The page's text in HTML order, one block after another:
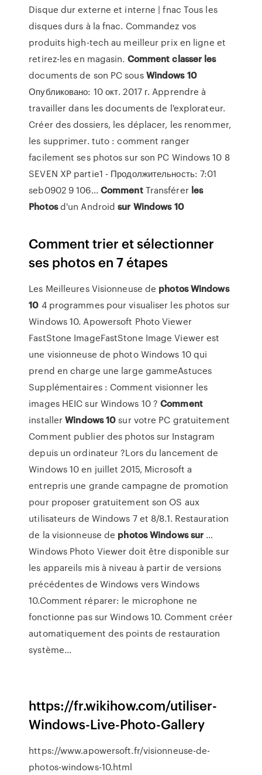
Disque dur externe et interne | fnac Tous les
disques durs à la fnac. Commandez vos
produits high-tech au meilleur prix en ligne et
retirez-les en magasin. Comment classer les
documents de son PC sousWindows 10
Опубликовано: 10 окт. 2017 г. Apprendre à
travailler dans les documents de l'explorateur.
Créer des dossiers, les déplacer, les renommer,
les supprimer. tuto : comment ranger
facilement ses photos sur son PC Windows 10 8
SEVEN XP partie1 - Продолжительность: 7:01
seb0902 9 106... CommentTransférer les
Photosd'un Androidsur Windows 10
Comment trier et sélectionner
ses photos en 7 étapes
Les Meilleures Visionneuse de photosWindows
10 4 programmes pour visualiser les photos sur
Windows 10. Apowersoft Photo Viewer
FastStone ImageFastStone Image Viewer est
une visionneuse de photo Windows 10 qui
prend en charge une large gammeAstuces
Supplémentaires : Comment visionner les
images HEIC sur Windows 10 ?Comment
installerWindows10sur votre PC gratuitement
Comment publier des photos sur Instagram
depuis un ordinateur ?Lors du lancement de
Windows 10 en juillet 2015, Microsoft a
entrepris une grande campagne de promotion
pour proposer gratuitement son OS aux
utilisateurs de Windows 7 et 8/8.1. Restauration
de la visionneuse de photosWindows sur …
Windows Photo Viewer doit être disponible sur
les appareils mis à niveau à partir de versions
précédentes de Windows vers Windows
10.Comment réparer: le microphone ne
fonctionne pas sur Windows 10. Comment créer
automatiquement des points de restauration
système...
https://fr.wikihow.com/utiliser-
Windows-Live-Photo-Gallery
https://www.apowersoft.fr/visionneuse-de-
photos-windows-10.html